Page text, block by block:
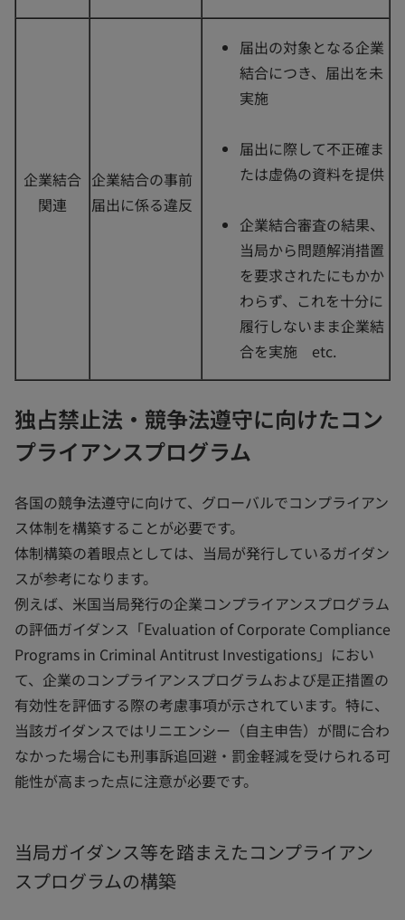
企業結合
関連
企業結合の事前
届出に係る違反
届出の対象となる企業
結合につき、届出を未
実施
届出に際して不正確ま
たは虚偽の資料を提供
企業結合審査の結果、
当局から問題解消措置
を要求されたにもかか
わらず、これを十分に
履行しないまま企業結
合を実施 etc.
独占禁止法・競争法遵守に向けたコン
プライアンスプログラム
各国の競争法遵守に向けて、グローバルでコンプライアン
ス体制を構築することが必要です。
体制構築の着眼点としては、当局が発行しているガイダン
スが参考になります。
例えば、米国当局発行の企業コンプライアンスプログラム
の評価ガイダンス「Evaluation of Corporate Compliance
Programs in Criminal Antitrust Investigations」におい
て、企業のコンプライアンスプログラムおよび是正措置の
有効性を評価する際の考慮事項が示されています。特に、
当該ガイダンスではリニエンシー（自主申告）が間に合わ
なかった場合にも刑事訴追回避・罰金軽減を受けられる可
能性が高まった点に注意が必要です。
当局ガイダンス等を踏まえたコンプライアン
スプログラムの構築